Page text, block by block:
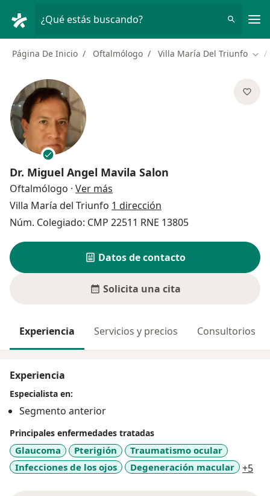
¿Qué estás buscando?
Página De Inicio Oftalmólogo Villa María Del Triunfo
Dr. Miguel Angel Mavila Salon
Oftalmólogo · Ver más
Villa María del Triunfo 1 dirección
Núm. Colegiado: CMP 22511 RNE 13805
Datos de contacto
Solicita una cita
Experiencia Servicios y precios Consultorios
Experiencia
Especialista en:
Segmento anterior
Principales enfermedades tratadas
Glaucoma Pterigión
Traumatismo ocular
Infecciones de los ojos
Degeneración macular +5